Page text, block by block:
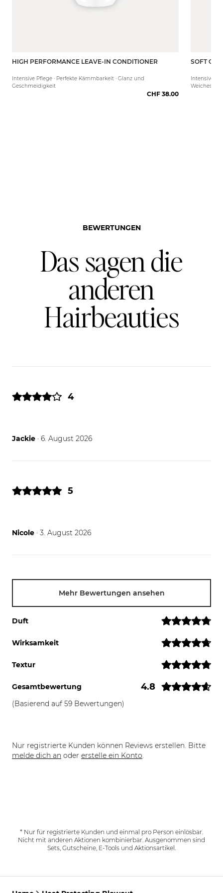
250 ml
HIGH PERFORMANCE LEAVE-IN CONDITIONER
Intensive Pflege · Perfekte Kämmbarkeit · Glanz und
Geschmeidigkeit
CHF 38.00
50 ml SOFT
Intensive
Weiches
BEWERTUNGEN
Das sagen die
anderen
Hairbeauties
4
Jackie 06.08.26
· 6. August 2026
5
Nicole 03.08.26
· 3. August 2026
Mehr Bewertungen ansehen
Duft
Wirksamkeit
Textur
Gesamtbewertung 4.8
(Basierend auf 59 Bewertungen)
Nur registrierte Kunden können Reviews erstellen. Bitte
melde dich an oder erstelle ein Konto.
* Nur für registrierte Kunden und einmal pro Person einlösbar.
Nicht mit anderen Aktionen kombinierbar. Ausgenommen sind
Sets, Gutscheine, E-Tools und Aktionsartikel.